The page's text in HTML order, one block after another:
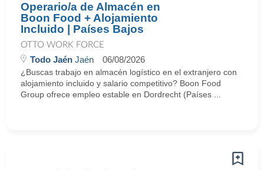
Operario/a de Almacén en
Boon Food + Alojamiento
Incluido | Países Bajos
OTTO WORK FORCE
Todo Jaén Jaén 06/08/2026
¿Buscas trabajo en almacén logístico en el extranjero con
alojamiento incluido y salario competitivo? Boon Food
Group ofrece empleo estable en Dordrecht (Países ...